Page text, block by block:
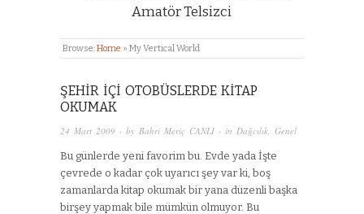
Amatör Telsizci
Browse:Home » My Vertical World
ŞEHIR IÇI OTOBÜSLERDE KITAP
OKUMAK
24 Mart 2009 · by Bahri Meriç CANLI · in Dağcılık Genel
Bu günlerde yeni favorim bu. Evde yada İşte
çevrede o kadar çok uyarıcı şey var ki, boş
zamanlarda kitap okumak bir yana düzenli başka
birşey yapmak bile mümkün olmuyor. Bu